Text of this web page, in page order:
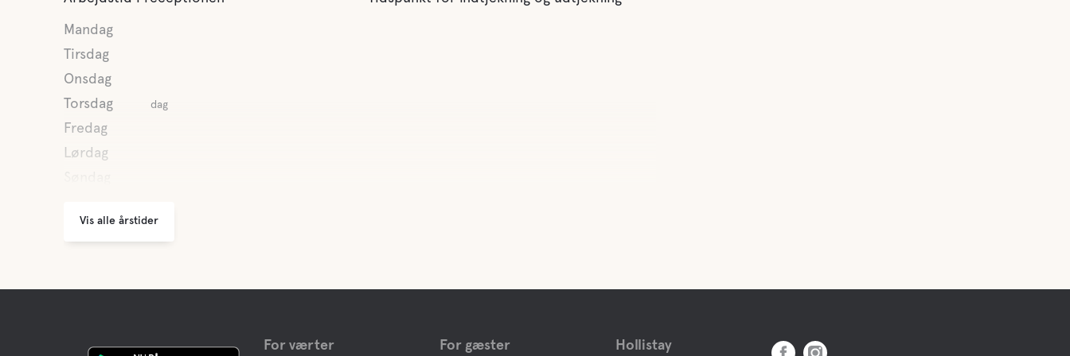
Mandag
Tirsdag
Onsdag
Torsdag
dag
Fredag
Lørdag
Vis alle årstider
For værter For gæster Hollistay